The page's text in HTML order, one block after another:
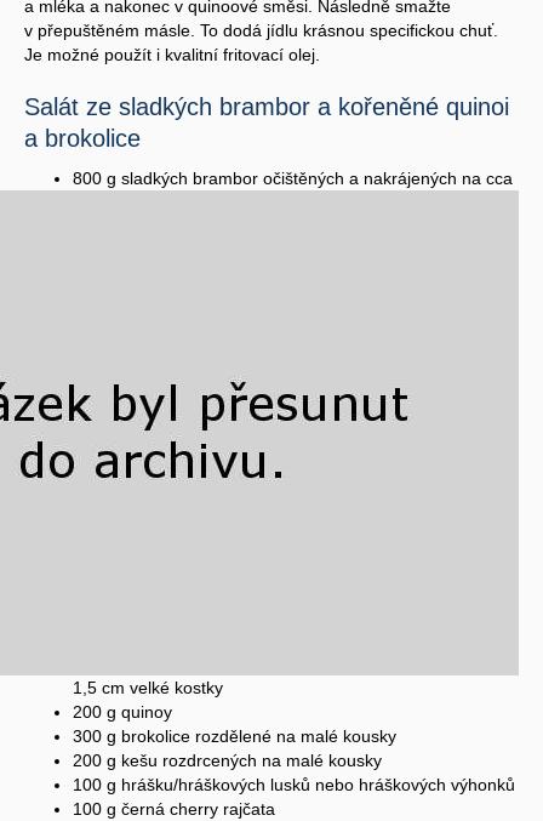
a mléka a nakonec v quinoové směsi. Následně smažte
v přepuštěném másle. To dodá jídlu krásnou specifickou chuť.
Je možné použít i kvalitní fritovací olej.
Salát ze sladkých brambor a kořeněné quinoi
a brokolice
800 g sladkých brambor očištěných a nakrájených na cca
1,5 cm velké kostky
200 g quinoy
300 g brokolice rozdělené na malé kousky
200 g kešu rozdrcených na malé kousky
100 g hrášku/hráškových lusků nebo hráškových výhonků
100 g černá cherry rajčata